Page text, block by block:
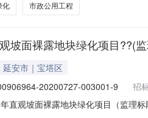
化 市政公用工程
坡面裸露地块绿化项目??(
延安市｜宝塔区
20200727-003001-9
招
直观坡面裸露地块绿化项目（监理